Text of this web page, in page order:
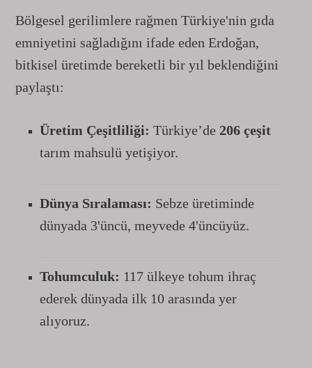
Bölgesel gerilimlere rağmen Türkiye'nin gıda
emniyetini sağladığını ifade eden Erdoğan,
bitkisel üretimde bereketli bir yıl beklendiğini
paylaştı:
Üretim Çeşitliliği: Türkiye’de 206 çeşit
tarım mahsulü yetişiyor.
Dünya Sıralaması: Sebze üretiminde
dünyada 3'üncü, meyvede 4'üncüyüz.
Tohumculuk: 117 ülkeye tohum ihraç
ederek dünyada ilk 10 arasında yer
alıyoruz.